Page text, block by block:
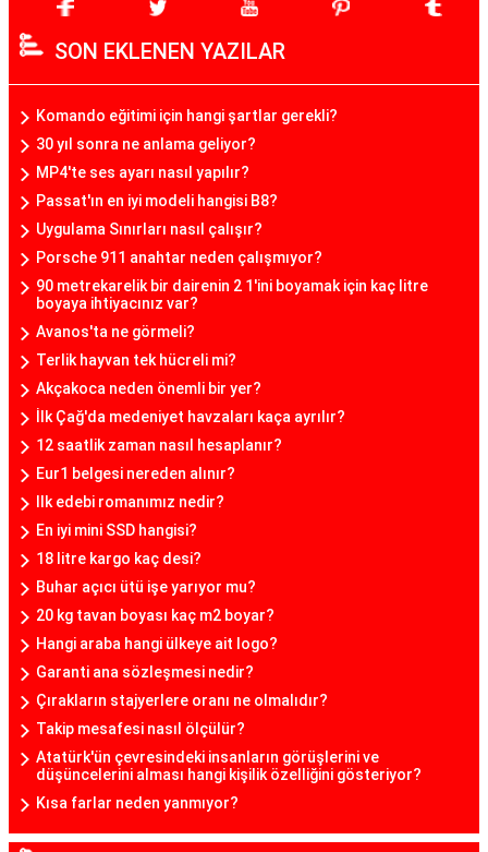
SON EKLENEN YAZILAR
Komando eğitimi için hangi şartlar gerekli?
30 yıl sonra ne anlama geliyor?
MP4'te ses ayarı nasıl yapılır?
Passat'ın en iyi modeli hangisi B8?
Uygulama Sınırları nasıl çalışır?
Porsche 911 anahtar neden çalışmıyor?
90 metrekarelik bir dairenin 2 1'ini boyamak için kaç litre
boyaya ihtiyacınız var?
Avanos'ta ne görmeli?
Terlik hayvan tek hücreli mi?
Akçakoca neden önemli bir yer?
İlk Çağ'da medeniyet havzaları kaça ayrılır?
12 saatlik zaman nasıl hesaplanır?
Eur1 belgesi nereden alınır?
Ilk edebi romanımız nedir?
En iyi mini SSD hangisi?
18 litre kargo kaç desi?
Buhar açıcı ütü işe yarıyor mu?
20 kg tavan boyası kaç m2 boyar?
Hangi araba hangi ülkeye ait logo?
Garanti ana sözleşmesi nedir?
Çırakların stajyerlere oranı ne olmalıdır?
Takip mesafesi nasıl ölçülür?
Atatürk'ün çevresindeki insanların görüşlerini ve
düşüncelerini alması hangi kişilik özelliğini gösteriyor?
Kısa farlar neden yanmıyor?